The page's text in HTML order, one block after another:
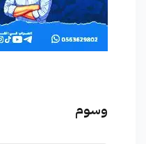
وسوم